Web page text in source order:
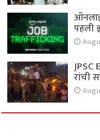
पहली
रांची